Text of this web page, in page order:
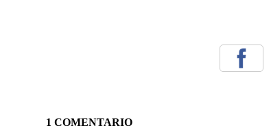
1 COMENTARIO